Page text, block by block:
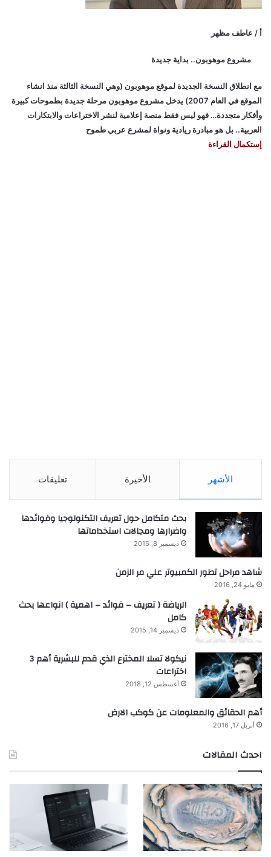
أ / عاطف مظهر
مشروع موهوبون.. بداية جديدة
مع انطلاق النسخة الجديدة لموقع موهوبون (وهي النسخة الثالثة منذ انشاء
الموقع في العام 2007) يدخل مشروع موهوبون مرحلة جديدة بطموحات كبيرة
وأفكار متجددة… فهو ليس فقط منصة إعلامية لنشر الاختراعات والابتكارات
العربية.. بل هو مبادرة ريادية ونواة لمشرع عربي طموح
إستكمال القراءة
الأشهر الأخيرة تعليقات
بحث متكامل حول تعريف التكنولوجيا وفوائدها
واضرارها ومجالات استخداماتها
ديسمبر 8, 2015
شاهد مراحل تطور الكمبيوتر علي مر الزمن
مايو 24, 2016
الرياضة ( تعريف – فوائد – اهمية ) انواعها بحث
كامل
ديسمبر 14, 2015
نيكولا تسلا المخترع الذي قدم للبشرية أهم 3
اختراعات
أغسطس 12, 2018
أهم الحقائق والمعلومات عن كوكب الارض
أبريل 17, 2016
احدث المقالات